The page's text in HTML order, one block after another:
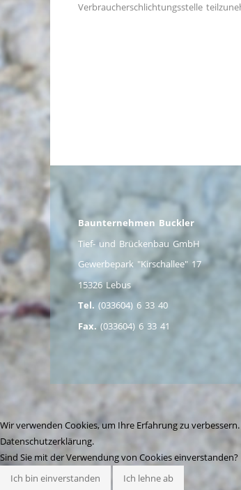
Verbraucherschlichtungsstelle
Baunternehmen Buckler
Tief- und Brückenbau GmbH
Gewerbepark "Kirschallee" 17
15326 Lebus
Tel. (033604) 6 33 40
Fax. (033604) 6 33 41
Wir verwenden Cookies, um Ihre Erfahrung zu
Datenschutzerklärung.
Sind Sie mit der Verwendung von Cookies einverstanden?
Ich bin einverstanden
Ich lehne ab